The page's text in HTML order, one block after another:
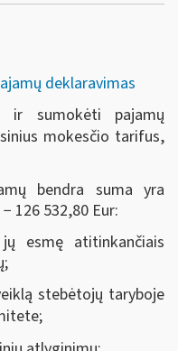
deklaravimas
ir sumokėti pajamų
mokesčio tarifus,
bendra suma yra
126 532,80 Eur:
esmę atitinkančiais
stebėtojų taryboje